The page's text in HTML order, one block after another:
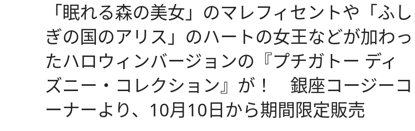
「眠れる森の美女」のマレフィセントや「ふし
ぎの国のアリス」のハートの女王などが加わっ
たハロウィンバージョンの『プチガトー ディ
ズニー・コレクション』が！ 銀座コージーコ
ーナーより、10月10日から期間限定販売